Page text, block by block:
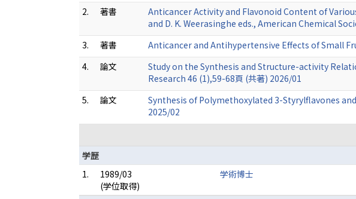
2.
著書
Anticancer Activity and Flavonoid Content of
and D. K. Weerasinghe eds., American Chemical
3.
著書
Anticancer and Antihypertensive Effects of Small
4.
論文
Study on the Synthesis and Structure-activity
Research 46 (1),59-68頁 (共著) 2026/01
5.
論文
Synthesis of Polymethoxylated 3-Styrylflavones
2025/02
学歴
1.
1989/03
(学位取得)
学術博士